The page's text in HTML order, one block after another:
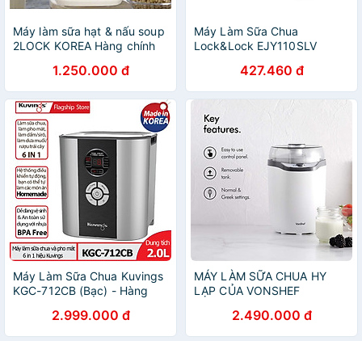
Máy làm sữa hạt & nấu soup
2LOCK KOREA Hàng chính
1.250.000 đ
Máy Làm Sữa Chua
Lock&Lock EJY110SLV
427.460 đ
Máy Làm Sữa Chua Kuvings
KGC-712CB (Bạc) - Hàng
2.999.000 đ
MÁY LÀM SỮA CHUA HY
LẠP CỦA VONSHEF
2.490.000 đ